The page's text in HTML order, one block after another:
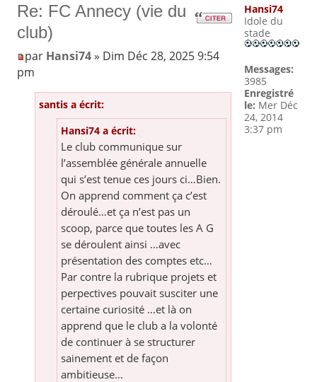
Re: FC Annecy (vie du
club)
par Hansi74» Dim Déc 28, 2025 9:54
pm
santis a écrit:
Hansi74 a écrit:
Le club communique sur
l’assemblée générale annuelle
qui s’est tenue ces jours ci…Bien.
On apprend comment ça c’est
déroulé…et ça n’est pas un
scoop, parce que toutes les A G
se déroulent ainsi …avec
présentation des comptes etc…
Par contre la rubrique projets et
perpectives pouvait susciter une
certaine curiosité …et là on
apprend que le club a la volonté
de continuer à se structurer
sainement et de façon
ambitieuse…
Hansi74
Idole du
stade
Messages:
3985
Enregistré
le: Mer Déc
24, 2014
3:37 pm